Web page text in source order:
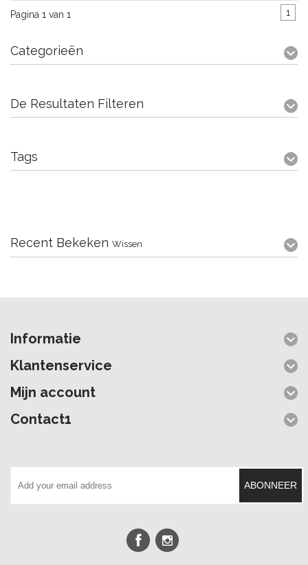
Pagina 1 van 1 1
Categorieën
De Resultaten Filteren
Tags
Recent Bekeken Wissen
Informatie
Klantenservice
Mijn account
Contact1
ABONNEER